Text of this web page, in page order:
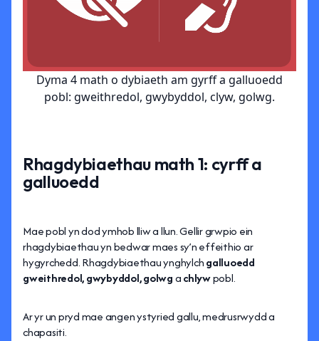
Dyma 4 math o dybiaeth am gyrff a galluoedd
pobl: gweithredol, gwybyddol, clyw, golwg.
Rhagdybiaethau math 1: cyrff a
galluoedd
Mae pobl yn dod ymhob lliw a llun. Gellir grwpio ein
rhagdybiaethau yn bedwar maes sy’n effeithio ar
hygyrchedd. Rhagdybiaethau ynghylchgalluoedd
gweithredol, gwybyddol, golwgachlywpobl.
Ar yr un pryd mae angen ystyried gallu, medrusrwydd a
chapasiti.